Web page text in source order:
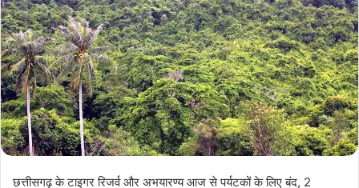
छत्तीसगढ़ के टाइगर रिजर्व और अभयारण्य आज से पर्यटकों के लिए बंद, 2